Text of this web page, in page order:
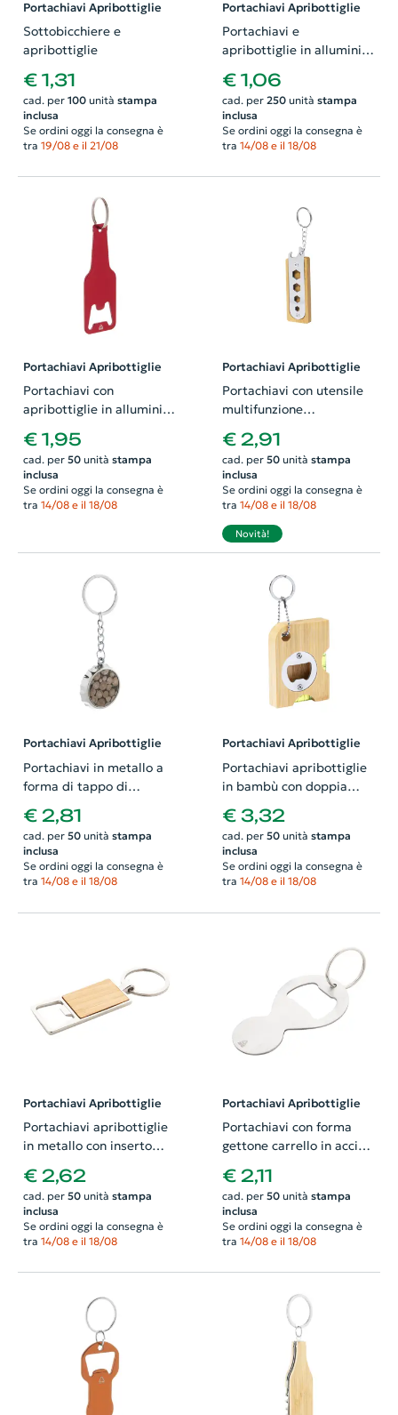
Portachiavi Apribottiglie
Sottobicchiere e
apribottiglie
€ 1,31
cad. per 100unità stampa
inclusa
Se ordini oggi la consegna è
tra 19/08 e il 21/08
Portachiavi Apribottiglie
Portachiavi e
apribottiglie in alluminio
€ 1,06
cad. per 250unità stampa
inclusa
Se ordini oggi la consegna è
tra 14/08 e il 18/08
Portachiavi Apribottiglie
Portachiavi con
apribottiglie in alluminio
bottiglia
€ 1,95
cad. per 50unità stampa
inclusa
Se ordini oggi la consegna è
tra 14/08 e il 18/08
Portachiavi Apribottiglie
Portachiavi con utensile
multifunzione
bambù
€ 2,91
cad. per 50unità stampa
inclusa
Se ordini oggi la consegna è
tra 14/08 e il 18/08
Novità!
Portachiavi Apribottiglie
Portachiavi in metallo a
forma di tappo di
bottiglia con apribottiglie
in confezione regalo nera
€ 2,81
cad. per 50unità stampa
inclusa
Se ordini oggi la consegna è
tra 14/08 e il 18/08
Portachiavi Apribottiglie
Portachiavi apribottiglie
in bambù con doppia
livella
€ 3,32
cad. per 50unità stampa
inclusa
Se ordini oggi la consegna è
tra 14/08 e il 18/08
Portachiavi Apribottiglie
Portachiavi apribottiglie
in metallo con inserto
€ 2,62
cad. per 50unità stampa
inclusa
Se ordini oggi la consegna è
tra 14/08 e il 18/08
Portachiavi Apribottiglie
Portachiavi con forma
gettone carrello in acciaio
€ 2,11
cad. per 50unità stampa
inclusa
Se ordini oggi la consegna è
tra 14/08 e il 18/08